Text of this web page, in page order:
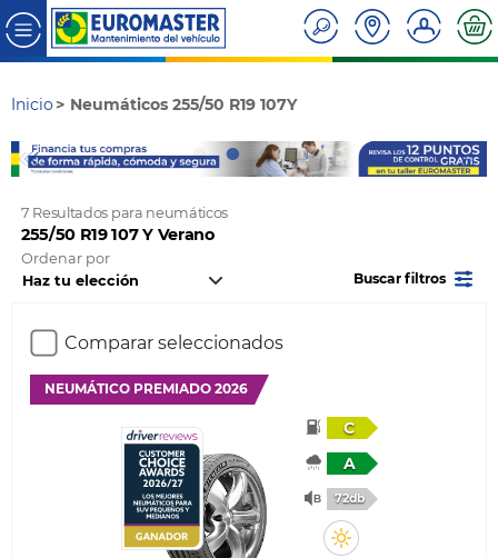
Inicio Neumáticos 255/50 R19 107Y
7 Resultados para neumáticos
255/50 R19 107 Y Verano
Ordenar por
Buscar filtros
Comparar seleccionados
NEUMÁTICO PREMIADO 2026
C
A
72db